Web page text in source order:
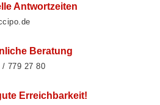
Antwortzeiten
Beratung
/ 779 27 80
Erreichbarkeit!